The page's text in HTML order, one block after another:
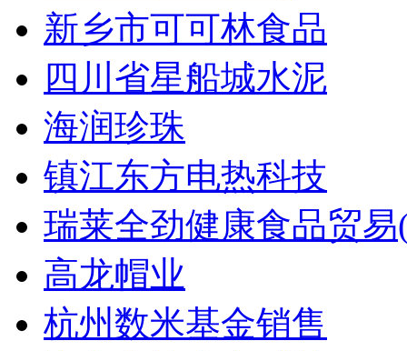
新乡市可可林食品
四川省星船城水泥
海润珍珠
镇江东方电热科技
瑞莱全劲健康食品贸
高龙帽业
杭州数米基金销售